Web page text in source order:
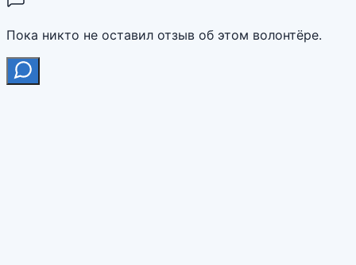
Пока никто не оставил отзыв об этом волонтёре.